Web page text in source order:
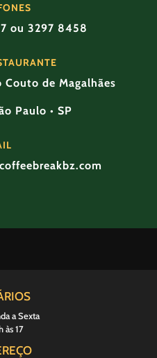
ou 3297 8458
Couto de Magalhães
Paulo • SP
a Sexta
às 17